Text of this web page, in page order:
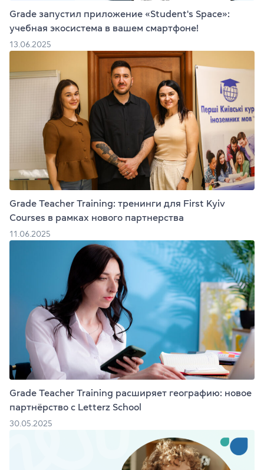
Grade запустил приложение «Student's Space»:
учебная экосистема в вашем смартфоне!
13.06.2025
Grade Teacher Training: тренинги для First Kyiv
Courses в рамках нового партнерства
11.06.2025
Grade Teacher Training расширяет географию: новое
партнёрство с Letterz School
30.05.2025